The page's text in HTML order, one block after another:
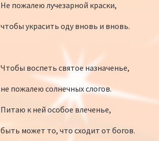
Не пожалею лучезарной краски,
чтобы украсить оду вновь и вновь.
Чтобы воспеть святое назначенье,
не пожалею солнечных слогов.
Питаю к ней особое влеченье,
быть может то, что сходит от богов.